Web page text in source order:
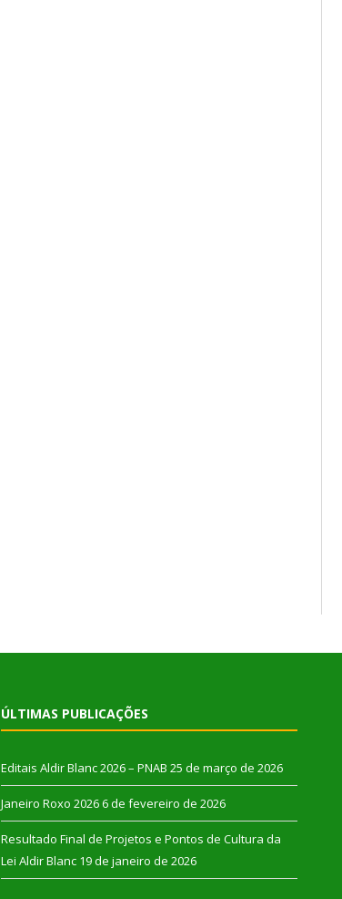
ÚLTIMAS PUBLICAÇÕES
Editais Aldir Blanc 2026 – PNAB 25 de março de 2026
Janeiro Roxo 2026 6 de fevereiro de 2026
Resultado Final de Projetos e Pontos de Cultura da
Lei Aldir Blanc 19 de janeiro de 2026